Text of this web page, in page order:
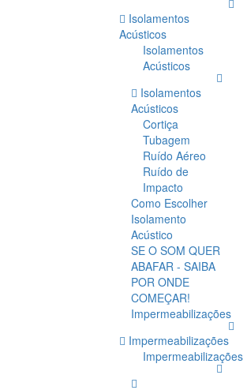
Isolamentos
Acústicos
Isolamentos
Acústicos
Isolamentos
Acústicos
Cortiça
Tubagem
Ruído Aéreo
Ruído de
Impacto
Como Escolher
Isolamento
Acústico
SE O SOM QUER
ABAFAR - SAIBA
POR ONDE
COMEÇAR!
Impermeabilizações
Impermeabilizações
Impermeabilizações